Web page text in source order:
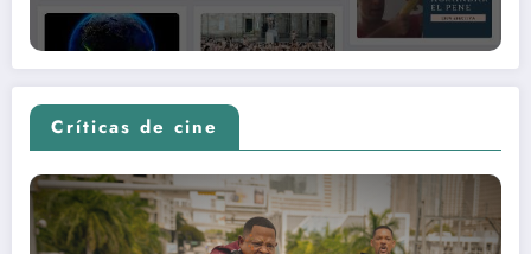
Críticas de cine